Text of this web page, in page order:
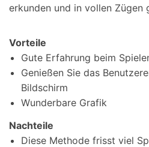
erkunden und in vollen Zügen
Vorteile
Gute Erfahrung beim
Genießen Sie das
Bildschirm
Wunderbare Grafik
Nachteile
Diese Methode frisst viel